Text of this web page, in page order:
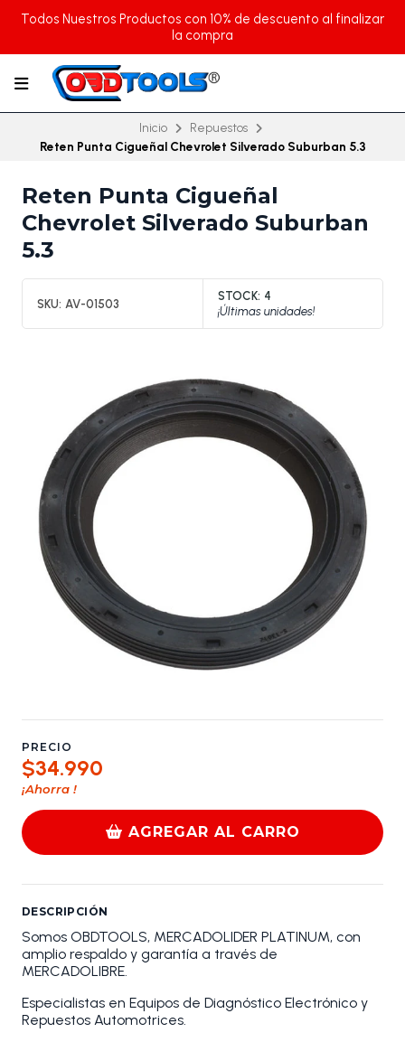
Todos Nuestros Productos con 10% de descuento al finalizar
la compra
Inicio
Repuestos
Reten Punta Cigueñal Chevrolet Silverado Suburban 5.3
Reten Punta Cigueñal
Chevrolet Silverado Suburban
5.3
SKU: AV-01503
STOCK: 4
¡Últimas unidades!
PRECIO
$34.990
¡Ahorra !
AGREGAR AL CARRO
DESCRIPCIÓN
Somos OBDTOOLS, MERCADOLIDER PLATINUM, con
amplio respaldo y garantía a través de
MERCADOLIBRE.
Especialistas en Equipos de Diagnóstico Electrónico y
Repuestos Automotrices.